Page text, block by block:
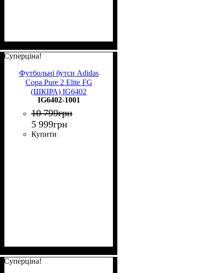
Суперціна!
Футбольні бутси Adidas
Copa Pure 2 Elite FG
(ШКІРА) IG6402
IG6402-1001
10 799грн
5 999грн
Купити
Суперціна!